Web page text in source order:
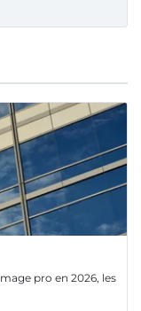
pro en 2026, les